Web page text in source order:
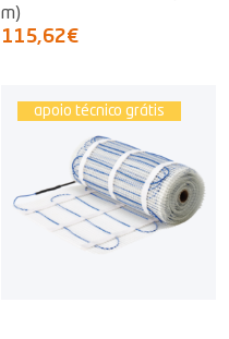
m)
115,62€
apoio técnico grátis